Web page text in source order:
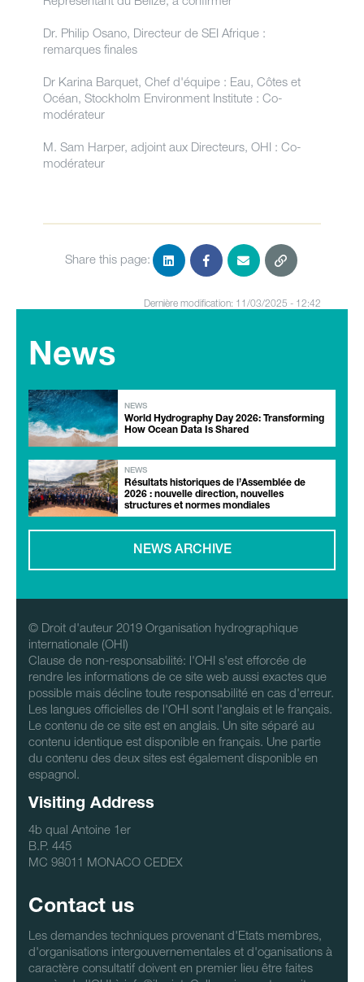
Dr. Philip Osano, Directeur de SEI Afrique :
remarques finales
Dr Karina Barquet, Chef d'équipe : Eau, Côtes et
Océan, Stockholm Environment Institute : Co-
modérateur
M. Sam Harper, adjoint aux Directeurs, OHI : Co-
modérateur
Share this page:
Dernière modification: 11/03/2025 - 12:42
News
NEWS
World Hydrography Day 2026: Transforming
How Ocean Data Is Shared
NEWS
Résultats historiques de l’Assemblée de
2026 : nouvelle direction, nouvelles
structures et normes mondiales
NEWS ARCHIVE
© Droit d'auteur 2019 Organisation hydrographique
internationale (OHI)
Clause de non-responsabilité: l'OHI s'est efforcée de
rendre les informations de ce site web aussi exactes que
possible mais décline toute responsabilité en cas d'erreur.
Les langues officielles de l'OHI sont l'anglais et le français.
Le contenu de ce site est en anglais. Un site séparé au
contenu identique est disponible en français. Une partie
du contenu des deux sites est également disponible en
espagnol.
Visiting Address
4b qual Antoine 1er
B.P. 445
MC 98011 MONACO CEDEX
Contact us
Les demandes techniques provenant d'Etats membres,
d'organisations intergouvernementales et d'oganisations à
caractère consultatif doivent en premier lieu être faites